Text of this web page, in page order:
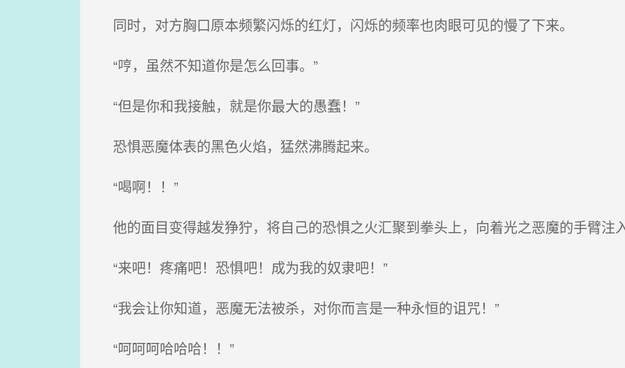
同时，对方胸口原本频繁闪烁的红灯，闪烁的频率也肉眼可见的慢了下来。
“哼，虽然不知道你是怎么回事。”
“但是你和我接触，就是你最大的愚蠢！”
恐惧恶魔体表的黑色火焰，猛然沸腾起来。
“喝啊！！”
他的面目变得越发狰狞，将自己的恐惧之火汇聚到拳头上，向着光之恶魔的手臂注
“来吧！疼痛吧！恐惧吧！成为我的奴隶吧！”
“我会让你知道，恶魔无法被杀，对你而言是一种永恒的诅咒！”
“呵呵呵哈哈哈！！”